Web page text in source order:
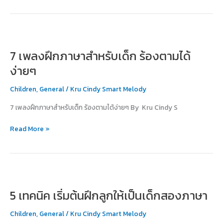
7 เพลงฝึกภาษาสำหรับเด็ก ร้องตามได้
ง่ายๆ
Children, General/ Kru Cindy Smart Melody
7 เพลงฝึกภาษาสำหรับเด็ก ร้องตามได้ง่ายๆ By Kru Cindy S
ฝึก
ภาษา
สำหรับ
เด็ก
ตาม
ง่ายๆ
Read More »
5 เทคนิค เริ่มต้นฝึกลูกให้เป็นเด็กสองภาษา
Children, General/ Kru Cindy Smart Melody
เริ่ม
ฝึก